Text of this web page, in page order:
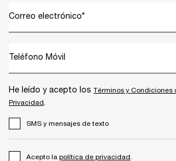
Correo electrónico*
Teléfono Móvil
He leído y acepto los Términos y Condiciones
Privacidad.
SMS y mensajes de texto
Acepto la política de privacidad